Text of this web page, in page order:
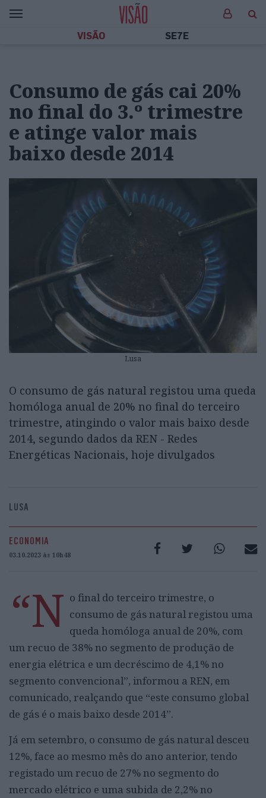
VISÃO SE7E
Consumo de gás cai 20%
no final do 3.º trimestre
e atinge valor mais
baixo desde 2014
Lusa
O consumo de gás natural registou uma queda
homóloga anual de 20% no final do terceiro
trimestre, atingindo o valor mais baixo desde
2014, segundo dados da REN - Redes
Energéticas Nacionais, hoje divulgados
LUSA
ECONOMIA
03.10.2023 às 10h48
“N o final do terceiro trimestre, o
consumo de gás natural registou uma
queda homóloga anual de 20%, com
um recuo de 38% no segmento de produção de
energia elétrica e um decréscimo de 4,1% no
segmento convencional”, informou a REN, em
comunicado, realçando que “este consumo global
de gás é o mais baixo desde 2014”.
Já em setembro, o consumo de gás natural desceu
12%, face ao mesmo mês do ano anterior, tendo
registado um recuo de 27% no segmento do
mercado elétrico e uma subida de 2,2% no